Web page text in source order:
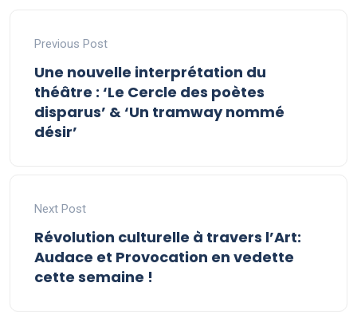
Previous Post
Une nouvelle interprétation du
théâtre : ‘Le Cercle des poètes
disparus’ & ‘Un tramway nommé
désir’
Next Post
Révolution culturelle à travers l’Art:
Audace et Provocation en vedette
cette semaine !